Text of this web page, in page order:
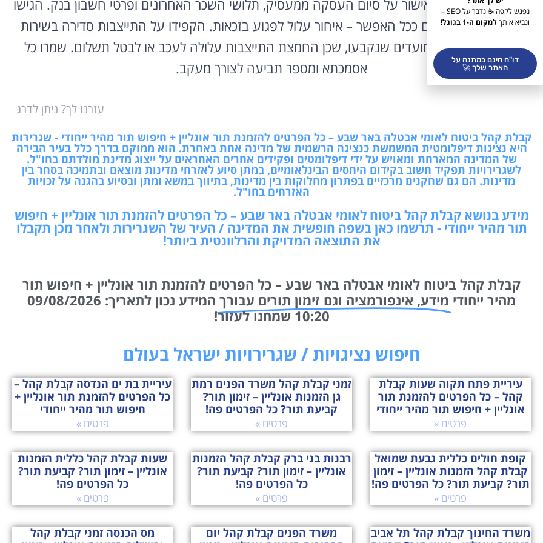
הכינו תעודת זהות, אישור על סיום העסקה ממעסיק, תלושי השכר האחרונים ופרטי חשבון בנק. הגישו
את התביעה מוקדם ככל האפשר – איחור עלול לפגוע בזכאות. הקפידו על התייצבות סדירה בשירות
התעסוקה בכל המועדים שנקבעו, שכן החמצת התייצבות עלולה לעכב או לבטל תשלום. שמרו כל
אסמכתא ומספר תביעה לצורך מעקב.
עזרנו לך? ניתן לדרג
קבלת קהל ביטוח לאומי אבטלה באר שבע – כל הפרטים להזמנת תור אונליין + חיפוש תור מהיר ייחודי - שגרירות
היא נציגות דיפלומטית המשמשת כנציגה הרשמית של מדינה אחת באחרת. הוא ממוקם בדרך כלל בעיר הבירה
של המדינה המארחת ומאויש על ידי דיפלומטים ופקידים אחרים האחראים על ייצוג מדינת מולדתם בחו"ל.
לשגרירויות תפקיד חשוב בקידום היחסים הבינלאומיים, במתן סיוע לאזרחי מדינות מוצאם ובתמיכה בסחר בין
מדינות. הם גם שחקנים מרכזיים בפתרון מחלוקות בין מדינות, בתיווך במשא ומתן ובסיוע בהגנה על זכויות
האזרחים בחו"ל.
מידע בנושא קבלת קהל ביטוח לאומי אבטלה באר שבע – כל הפרטים להזמנת תור אונליין + חיפוש
תור מהיר ייחודי - תרשמו כאן בשפה חופשית את המדינה / העיר של השגרירות ולאחר מכן תקבלו
את התוצאה המדויקת והרלוונטית ביותר!
קבלת קהל ביטוח לאומי אבטלה באר שבע – כל הפרטים להזמנת תור אונליין + חיפוש תור
מהיר ייחודי מידע, אינפורמציה וגם זימון תורים עבורך
המידע נכון לתאריך: 09/08/2026
10:20 שמחנו לעזור!
חיפוש נציגויות / שגרירויות ישראל בעולם
עיריית פתח תקוה שעות קבלת
קהל – כל הפרטים להזמנת תור
אונליין + חיפוש תור מהיר ייחודי
פרטים »
זמני קבלת קהל משרד הפנים רמת
גן הזמנות אונליין – זימון תור?
קביעת תור? כל הפרטים פה!
פרטים »
עיריית בת ים הנדסה קבלת קהל –
כל הפרטים להזמנת תור אונליין +
חיפוש תור מהיר ייחודי
פרטים »
קופת חולים כללית גבעת שמואל
קבלת קהל הזמנות אונליין – זימון
תור? קביעת תור? כל הפרטים פה!
פרטים »
רבנות בני ברק קבלת קהל הזמנות
אונליין – זימון תור? קביעת תור?
כל הפרטים פה!
פרטים »
שעות קבלת קהל כללית הזמנות
אונליין – זימון תור? קביעת תור?
כל הפרטים פה!
פרטים »
משרד החינוך קבלת קהל תל אביב
משרד הפנים קבלת קהל יום
מס הכנסה זמני קבלת קהל
נפגש לקפה ☕ נדבר על SEO –
ונביא אותךלמקום ה-1 בגוגל!
דו"ח חינם במתנה על
האתר שלך 🚀